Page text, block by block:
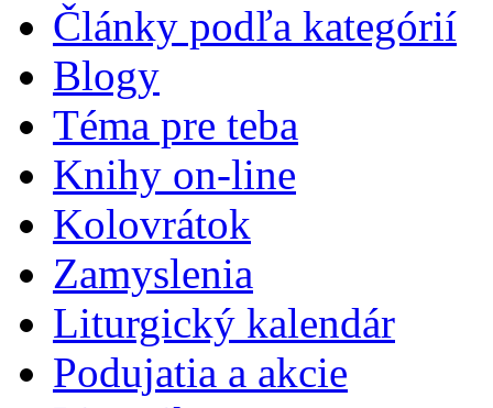
Články podľa kategórií
Blogy
Téma pre teba
Knihy on-line
Kolovrátok
Zamyslenia
Liturgický kalendár
Podujatia a akcie